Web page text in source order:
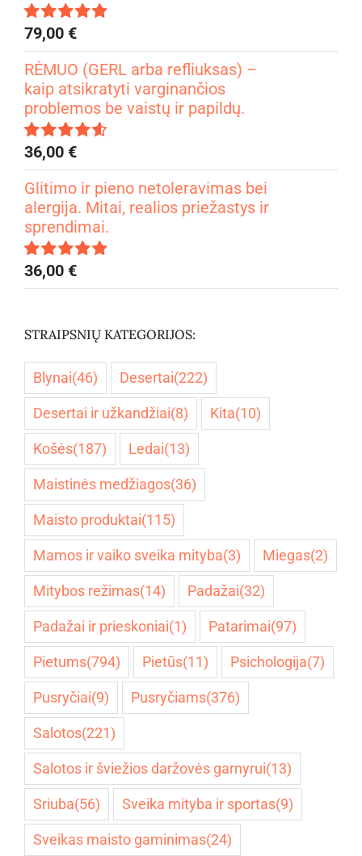
Įvertinimas:
4.99iš 5
79,00 €
RĖMUO (GERL arba refliuksas) –
kaip atsikratyti varginančios
problemos be vaistų ir papildų.
Įvertinimas:
4.67iš 5
36,00 €
Glitimo ir pieno netoleravimas bei
alergija. Mitai, realios priežastys ir
sprendimai.
Įvertinimas:
5.00iš 5
36,00 €
STRAIPSNIŲ KATEGORIJOS:
Blynai(46) Desertai(222)
Desertai ir užkandžiai(8) Kita(10)
Košės(187) Ledai(13)
Maistinės medžiagos(36)
Maisto produktai(115)
Mamos ir vaiko sveika mityba(3) Miegas(2)
Mitybos režimas(14) Padažai(32)
Padažai ir prieskoniai(1) Patarimai(97)
Pietums(794) Pietūs(11) Psichologija(7)
Pusryčiai(9) Pusryčiams(376)
Salotos(221)
Salotos ir šviežios daržovės garnyrui(13)
Sriuba(56) Sveika mityba ir sportas(9)
Sveikas maisto gaminimas(24)